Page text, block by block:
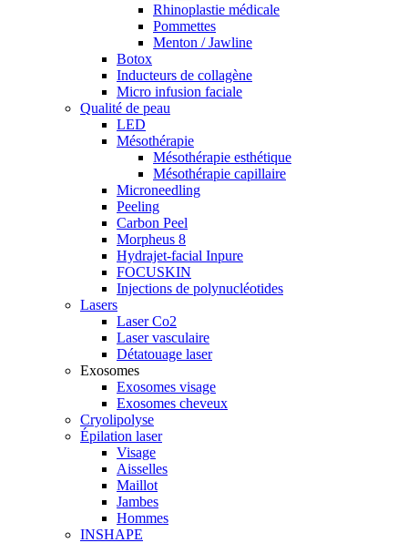
Rhinoplastie médicale
Pommettes
Menton / Jawline
Botox
Inducteurs de collagène
Micro infusion faciale
Qualité de peau
LED
Mésothérapie
Mésothérapie esthétique
Mésothérapie capillaire
Microneedling
Peeling
Carbon Peel
Morpheus 8
Hydrajet-facial Inpure
FOCUSKIN
Injections de polynucléotides
Lasers
Laser Co2
Laser vasculaire
Détatouage laser
Exosomes
Exosomes visage
Exosomes cheveux
Cryolipolyse
Épilation laser
Visage
Aisselles
Maillot
Jambes
Hommes
INSHAPE